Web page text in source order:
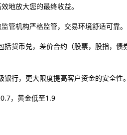
地放大您的最终收益。
管机构严格监管，交易环境舒适可靠。
货币兑，差价合约（股票，股指，债
行，更大限度提高客户资金的安全性。
，黄金低至1.9